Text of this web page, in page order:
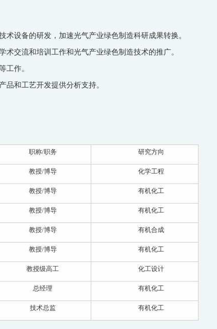
设备的研发，加速光气产业绿色制造科研成果转换。
交流和培训工作和光气产业绿色制造技术的推广。
工作。
和工艺开发提供分析支持。
职称/职务 研究方向
教授/博导 化学工程
教授/博导 有机化工
教授/博导 有机化工
教授/博导 有机合成
教授/博导 有机化工
教授级高工 化工设计
总经理 有机化工
技术总监 有机化工